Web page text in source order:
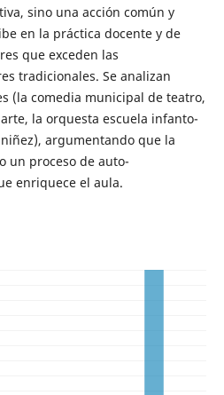
sino una acción común y
en la práctica docente y de
que exceden las
tradicionales. Se analizan
(la comedia municipal de teatro,
la orquesta escuela infanto-
argumentando que la
un proceso de auto-
enriquece el aula.